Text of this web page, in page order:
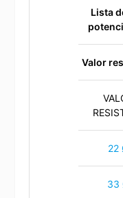
Lista
Valor
22
33